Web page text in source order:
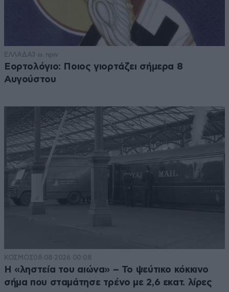
ΕΛΛΑΔΑ3 ω. πριν
Εορτολόγιο: Ποιος γιορτάζει σήμερα 8
Αυγούστου
ΚΟΣΜΟΣ08·08·2026 00:08
Η «ληστεία του αιώνα» – Το ψεύτικο κόκκινο
σήμα που σταμάτησε τρένο με 2,6 εκατ. λίρες